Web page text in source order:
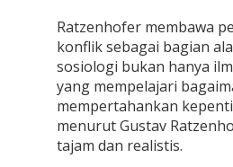
Ratzenhofer membawa
konflik sebagai bagian
sosiologi bukan hanya
yang mempelajari
mempertahankan
menurut Gustav
tajam dan realistis.